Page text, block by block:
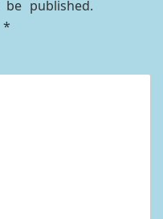
published.
*